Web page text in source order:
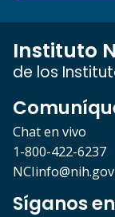
Instituto
de los
Chat en vivo
1-800-422-6237
NCIinfo@nih.gov
Síganos en